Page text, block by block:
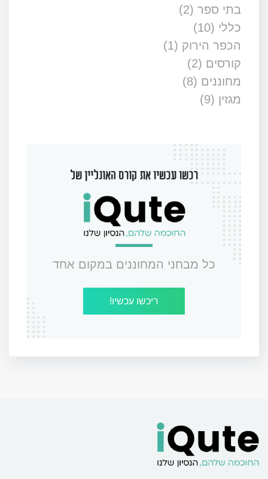
בתי ספר (2)
כללי (10)
הכפר הירוק (1)
קורסים (2)
מחוננים (8)
מגזין (9)
רכשו עכשיו את קורס האונליין של
כל מבחני המחוננים במקום אחד
ריכשו עכשיו!